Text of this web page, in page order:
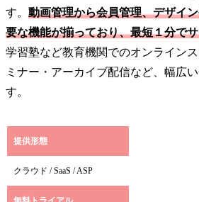
す。 動画管理から会員管理、デザイ
要な機能が揃っており、最短１分で
学習塾など教育機関でのオンライン
ミナー・アーカイブ配信など、幅広
す。
提供形態
クラウド / SaaS / ASP